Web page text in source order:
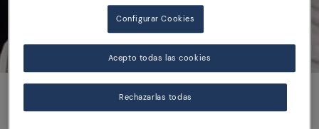
Read the article
Configurar Cookies
Rechazarlas todas
Acepto todas las cookies